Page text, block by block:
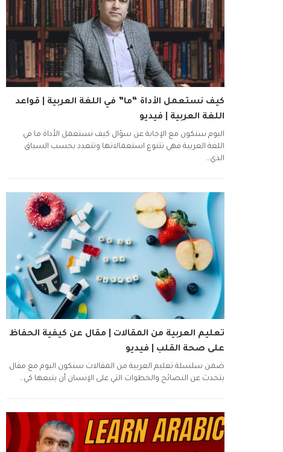
كيف نستعمل الأداة “ما” في اللغة العربية | قواعد
اللغة العربية | فيديو
اليوم سنكون مع الإجابة عن سؤال كيف نستعمل الأداة ما في
اللغة العربية فهي تتنوع استعمالاتها وتتعدد بحسب السياق
الذي…
تعليم العربية من المقالات | مقال عن كيفية الحفاظ
على صحة القلب | فيديو
ضمن سلسلة تعليم العربية من المقالات سنكون اليوم مع مقال
يتحدث عن النصائح والخطوات التي على الإنسان أن يتبعها كي…